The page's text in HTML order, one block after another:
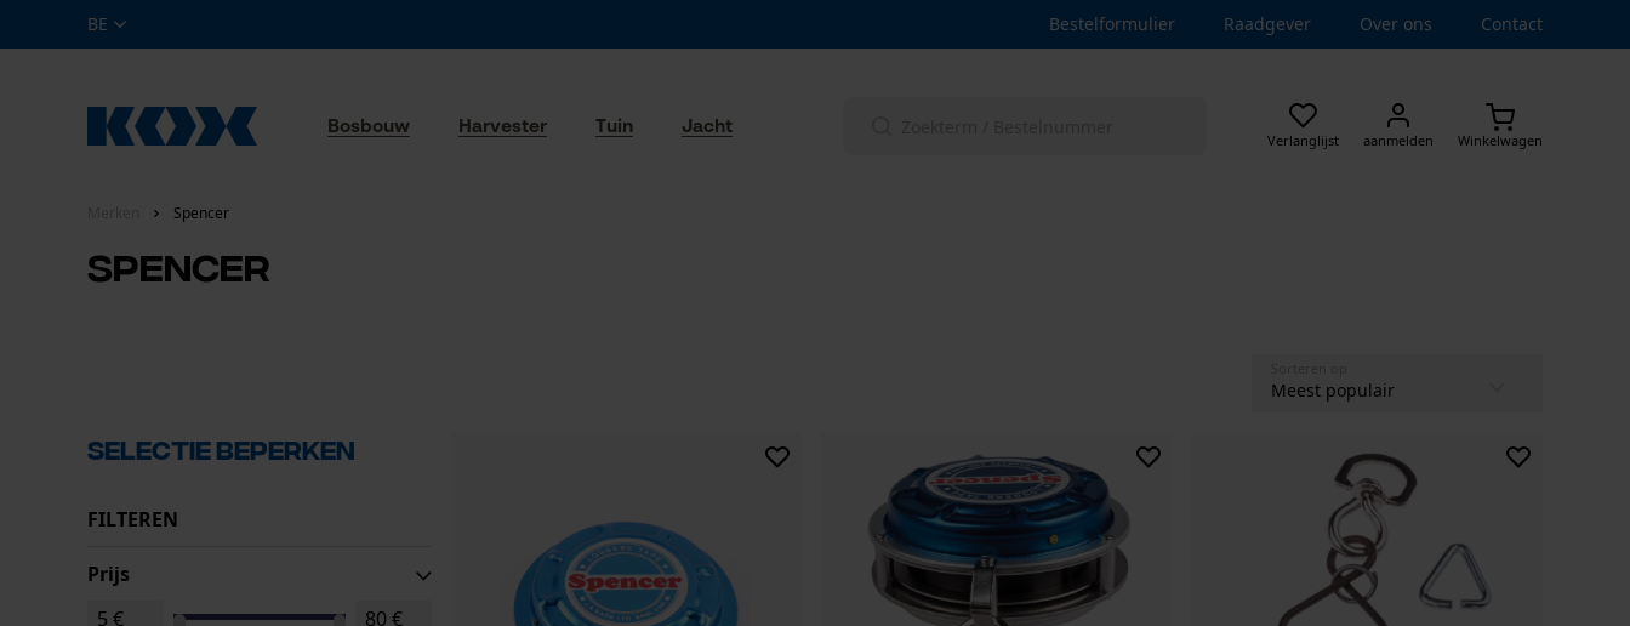
BE Bestelformulier Raadgever Over ons Contact
Verlanglijst aanmelden Winkelwagen
Bosbouw Harvester Tuin Jacht
Spencer
Spencer
Selectie beperken
FILTEREN
Prijs